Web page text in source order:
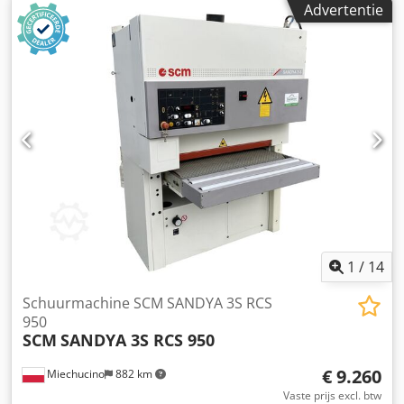
type ingangsstroom:driefasig, - Na technische inspectie -
Tsjechische productie - Bouwjaar: 2005 TECHNISCHE
PARAMETERS: - Werkbreedte: 910 mm - Bewerkingshoogte:
3–160 mm - Hoofdmotor: 11 kW - Totale machinevermogen:
12 kW - Slof - Elektrische hoogteverstelling - Automatische
omschakeling ster/driehoek - Ampèremeter - Oscillatie met
opto-elektronische sensor - Tafelpositioneerder -
Werkdruk: 5,5/7 bar - Twee doorvoersnelheden: 4,5/9
m/min - Aandrukrollen van rubber - Pneumatische
schijfrem op de hoofdmotor - Afzuigaansluiting diameter:
140 mm Afmetingen van de machine: - Lengte: 160 cm
Credpfx Aszinr Dspyjf - Breedte: 160 cm - Hoogte: 220 cm -
Advertentie
1 / 14
Miechucino 882 km
Schuurmachine SCM SANDYA 3S RCS
950
SCM SANDYA 3S RCS 950
€ 9.260
Vaste prijs excl. btw